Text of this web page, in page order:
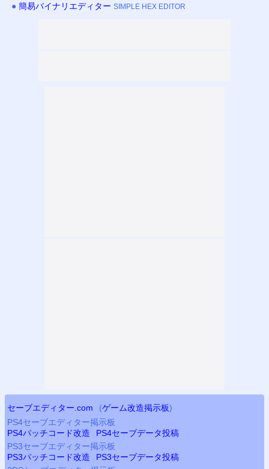
● 簡易バイナリエディター SIMPLE HEX EDITOR
セーブエディター.com (ゲーム改造掲示板)
PS4セーブエディター掲示板
PS4パッチコード改造 PS4セーブデータ投稿
PS3セーブエディター掲示板
PS3パッチコード改造 PS3セーブデータ投稿